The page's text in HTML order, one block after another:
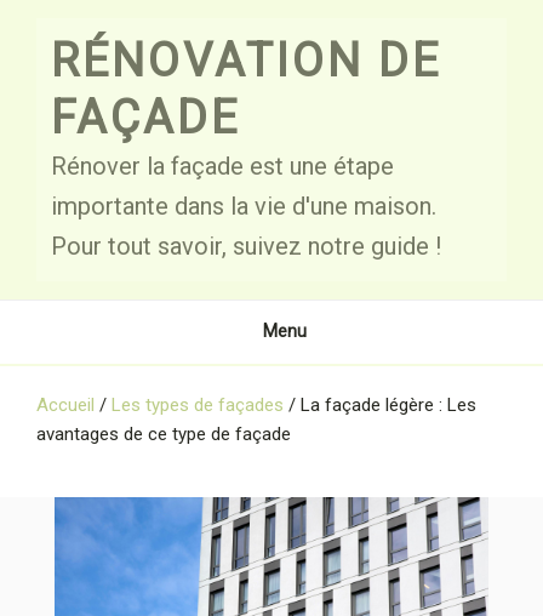
contentRÉNOVATION DE
FAÇADE
Rénover la façade est une étape
importante dans la vie d'une maison.
Pour tout savoir, suivez notre guide !
Menu
Accueil / Les types de façades / La façade légère : Les
avantages de ce type de façade